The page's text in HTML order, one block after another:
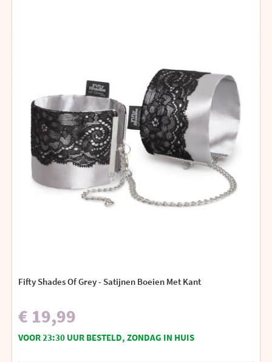
Fifty Shades Of Grey - Satijnen Boeien Met Kant
€ 19,99
VOOR 23:30 UUR BESTELD, ZONDAG IN HUIS